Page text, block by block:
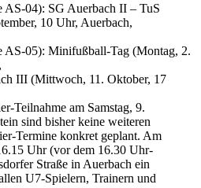
04): SG Auerbach II – TuS
10 Uhr, Auerbach,
AS-05): Minifußball-Tag (Montag, 2.
III (Mittwoch, 11. Oktober, 17
Teilnahme am Samstag, 9.
sind bisher keine weiteren
Termine konkret geplant. Am
Uhr (vor dem 16.30 Uhr-
Straße in Auerbach ein
U7-Spielern, Trainern und